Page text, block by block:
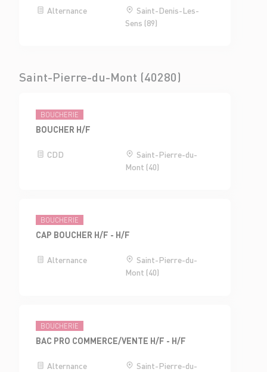
Alternance
Saint-Denis-Les-
Sens (89)
Saint-Pierre-du-Mont (40280)
BOUCHERIE
BOUCHER H/F
CDD
Saint-Pierre-du-
Mont (40)
BOUCHERIE
CAP BOUCHER H/F - H/F
Alternance
Saint-Pierre-du-
Mont (40)
BOUCHERIE
BAC PRO COMMERCE/VENTE H/F - H/F
Alternance
Saint-Pierre-du-